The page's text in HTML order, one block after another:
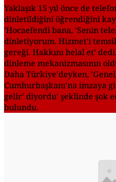
Yaklaşık 15 yıl önce de
dinletildiğini öğrendiğini
'Hocaefendi bana, 'Senin
dinletiyorum. Hizmet'i
gereği. Hakkını helal et'
dinleme mekanizmasının
Daha Türkiye'deyken,
Cumhurbaşkanı'na imzaya
gelir' diyordu' şeklinde şok
bulundu.